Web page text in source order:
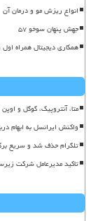
انواع ریزش مو و درمان آن
جهش پنهان سوخو ۵۷
همکاری دیجیتال همراه
متا، آنتروپیک، گوگل و
واکنش ایرانسل به ابهام
تلگرام حذف شد و سریع
تاکید مدیرعامل شرکت